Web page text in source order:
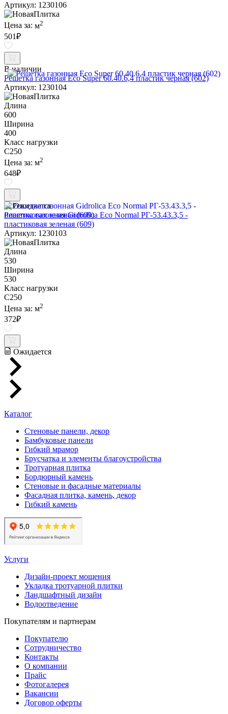
Артикул: 1230106
Цена за: м2
501₽
В наличии
Решетка газонная Eco Super 60.40.6,4 пластик черная (602)
Артикул: 1230104
Длина
600
Ширина
400
Класс нагрузки
C250
Цена за: м2
648₽
Ожидается
Решетка газонная Gidrolica Eco Normal РГ-53.43.3,5 -
пластиковая зеленая (609)
Артикул: 1230103
Длина
530
Ширина
530
Класс нагрузки
C250
Цена за: м2
372₽
Ожидается
Каталог
Стеновые панели, декор
Бамбуковые панели
Гибкий мрамор
Брусчатка и элементы благоустройства
Тротуарная плитка
Бордюрный камень
Стеновые и фасадные материалы
Фасадная плитка, камень, декор
Гибкий камень
Услуги
Дизайн-проект мощения
Укладка тротуарной плитки
Ландшафтный дизайн
Водоотведение
Покупателям и партнерам
Покупателю
Сотрудничество
Контакты
О компании
Прайс
Фотогалерея
Вакансии
Договор оферты